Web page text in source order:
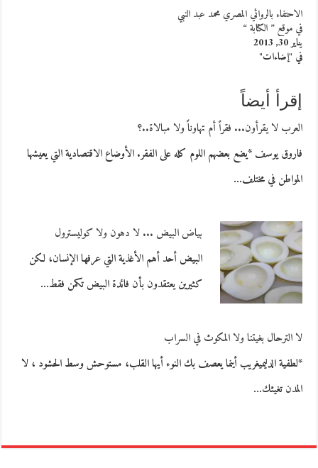
الاحتفاء بالروائي المصري محمد عبد النبي
في موقع ” الكتابة “
يناير 30, 2013
في "إضاءات"
إقرأ أيضاً
العرب لا يقرأون... فقراً أم تهاوناً ولا مبالاة..؟
فاروق يوسف *يضع بعضهم اللوم كله على الفقر. الأوضاع الاقتصادية التي يعيشها
المواطن في مختلف…
بياض البيض ... لا دهون ولا كوليسترول
البيض أحد أهم الأغذية التي عرفها الإنسان، لكن
كثيرين يعتقدون بأن فائدة البيض تكمن فقط…
لا الترحال بغيتنا ولا المكوث في السراب
*لطفية الدليميغريب أينما يعصف بك النوء أيها القلب، مستوحش وسط الحشود ، لا
المدن تغيثك…